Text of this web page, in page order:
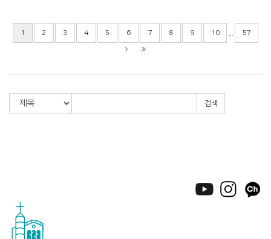
1 2 3 4 5 6 7 8 9 10 57
검색